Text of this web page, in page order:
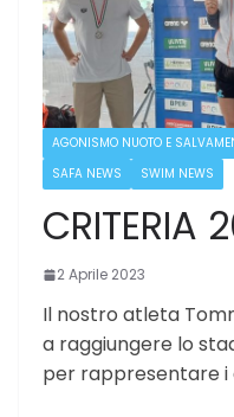
AGONISMO NUOTO E
SAFA NEWS
SWIM NEWS
CRITERIA
2 Aprile 2023
Il nostro atleta
a raggiungere lo
per rappresentare i